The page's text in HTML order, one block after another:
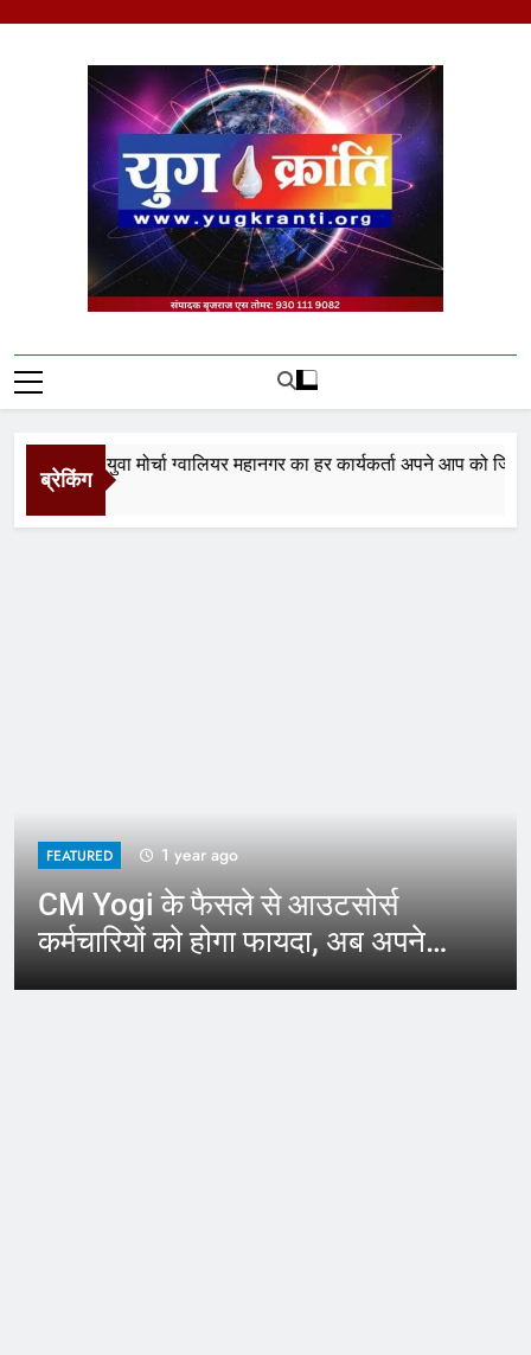
Yug Kranti | Trusted
News Portal
ब्रेकिंग
युवा मोर्चा ग्वालियर महानगर का हर कार्यकर्ता अपने आप को जिला
FEATURED 1 year ago
CM Yogi के फैसले से आउटसोर्स
कर्मचारियों को होगा फायदा, अब अपने
जिले में कर सकेंगे काम